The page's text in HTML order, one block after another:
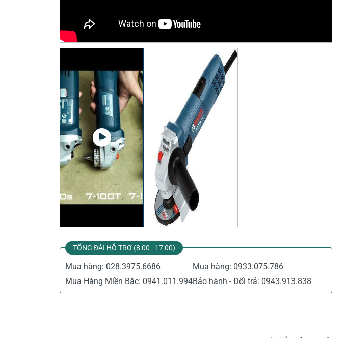
Thước Đo Laser
Đồ Bảo Hộ Lao Động
TỔNG ĐÀI HỖ TRỢ (8:00 - 17:00)
Mua hàng: 028.3975.6686 Mua hàng: 0933.075.786
Mua Hàng Miền Bắc: 0941.011.994Bảo hành - Đổi trả: 0943.913.838